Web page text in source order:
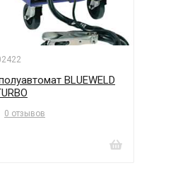
BLUEWELD
0 отзывов